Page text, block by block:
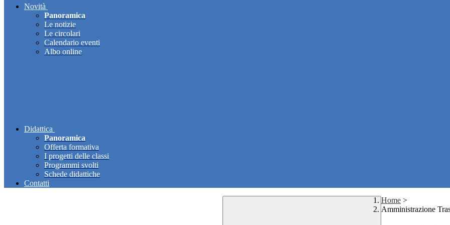
Novità
Panoramica
Le notizie
Le circolari
Calendario eventi
Albo online
Didattica
Panoramica
Offerta formativa
I progetti delle classi
Programmi svolti
Schede didattiche
Contatti
Home >
Amministrazione